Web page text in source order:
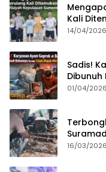
Kali
Sumenep?
14/04/2026
Sadis!
01/04/2026
16/03/2026